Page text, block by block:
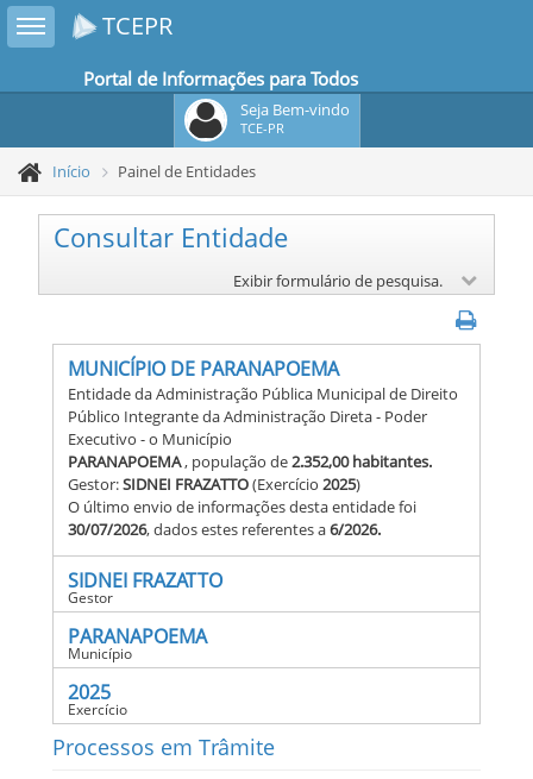
Toggle sidebar TCEPR
Portal de Informações para Todos
Seja Bem-vindo
TCE-PR
Início Painel de Entidades
Consultar Entidade
Exibir formulário de pesquisa.
MUNICÍPIO DE PARANAPOEMA
Entidade da Administração Pública Municipal de Direito
Público Integrante da Administração Direta - Poder
Executivo - o Município
PARANAPOEMA, população de2.352,00 habitantes.
Gestor:SIDNEI FRAZATTO(Exercício 2025)
O último envio de informações desta entidade foi
30/07/2026, dados estes referentes a6/2026.
SIDNEI FRAZATTO
Gestor
PARANAPOEMA
Município
2025
Exercício
Processos em Trâmite